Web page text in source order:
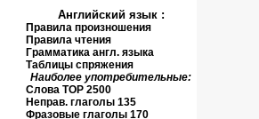
Английский язык:
Правила произношения
Правила чтения
Грамматика англ. языка
Таблицы спряжения
Наиболее употребительные:
Слова TOP 2500
Неправ. глаголы 135
Фразовые глаголы 170